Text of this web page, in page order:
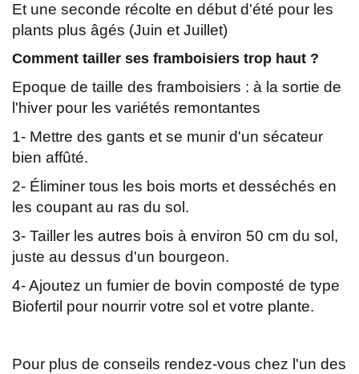
Et une seconde récolte en début d'été pour les
plants plus âgés (Juin et Juillet)
Comment tailler ses framboisiers trop haut ?
Epoque de taille des framboisiers : à la sortie de
l'hiver pour les variétés remontantes
1- Mettre des gants et se munir d'un sécateur
bien affûté.
2- Éliminer tous les bois morts et desséchés en
les coupant au ras du sol.
3- Tailler les autres bois à environ 50 cm du sol,
juste au dessus d'un bourgeon.
4- Ajoutez un fumier de bovin composté de type
Biofertil pour nourrir votre sol et votre plante.
Pour plus de conseils rendez-vous chez l'un des